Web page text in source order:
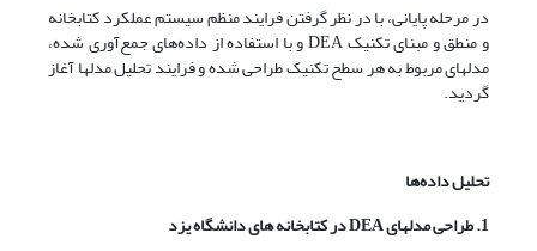
در مرحله پایانی، با در نظر گرفتن فرایند منظم سیستم عملکرد کتابخانه
و منطق و مبنای تکنیک DEA و با استفاده از داده‌های جمع‌آوری شده،
مدلهای مربوط به هر سطح تکنیک طراحی شده و فرایند تحلیل مدلها آغاز
گردید.
تحلیل داده‌ها
1. طراحی مدلهای
DEAدر کتابخانه های دانشگاه یزد